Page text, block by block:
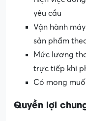
yêu cầu
Vận hành
sản phẩm
Mức lương
trực tiếp khi
Có mong
Quyền lợi